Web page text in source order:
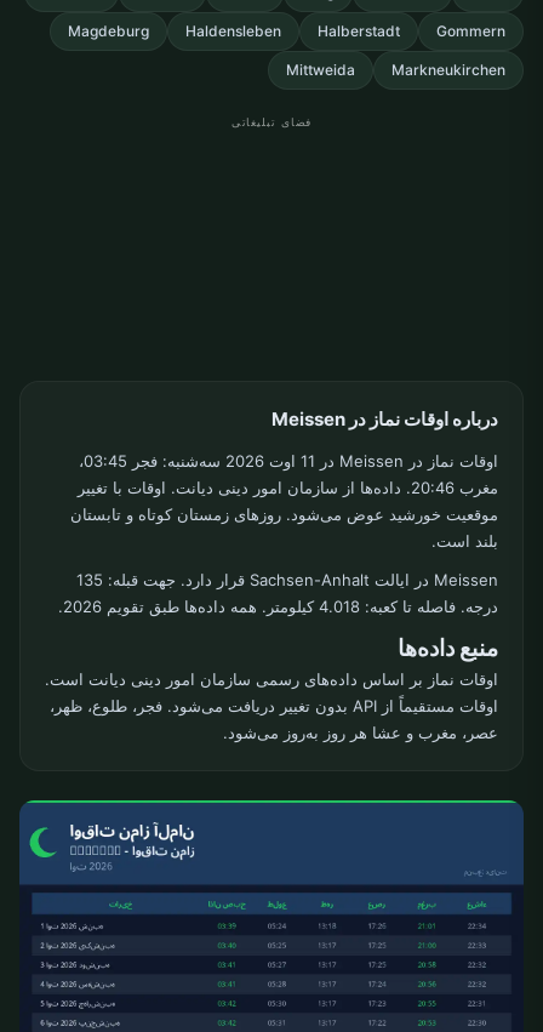
Gommern
Halberstadt
Haldensleben
Magdeburg
Markneukirchen
Mittweida
فضای تبلیغاتی
درباره اوقات نماز در Meissen
اوقات نماز در Meissen در 11 اوت 2026 سه‌شنبه: فجر 03:45،
مغرب 20:46. داده‌ها از سازمان امور دینی دیانت. اوقات با تغییر
موقعیت خورشید عوض می‌شود. روزهای زمستان کوتاه و تابستان
بلند است.
Meissen در ایالت Sachsen-Anhalt قرار دارد. جهت قبله: 135
درجه. فاصله تا کعبه: 4.018 کیلومتر. همه داده‌ها طبق تقویم 2026.
منبع داده‌ها
اوقات نماز بر اساس داده‌های رسمی سازمان امور دینی دیانت است.
اوقات مستقیماً از API بدون تغییر دریافت می‌شود. فجر، طلوع، ظهر،
عصر، مغرب و عشا هر روز به‌روز می‌شود.